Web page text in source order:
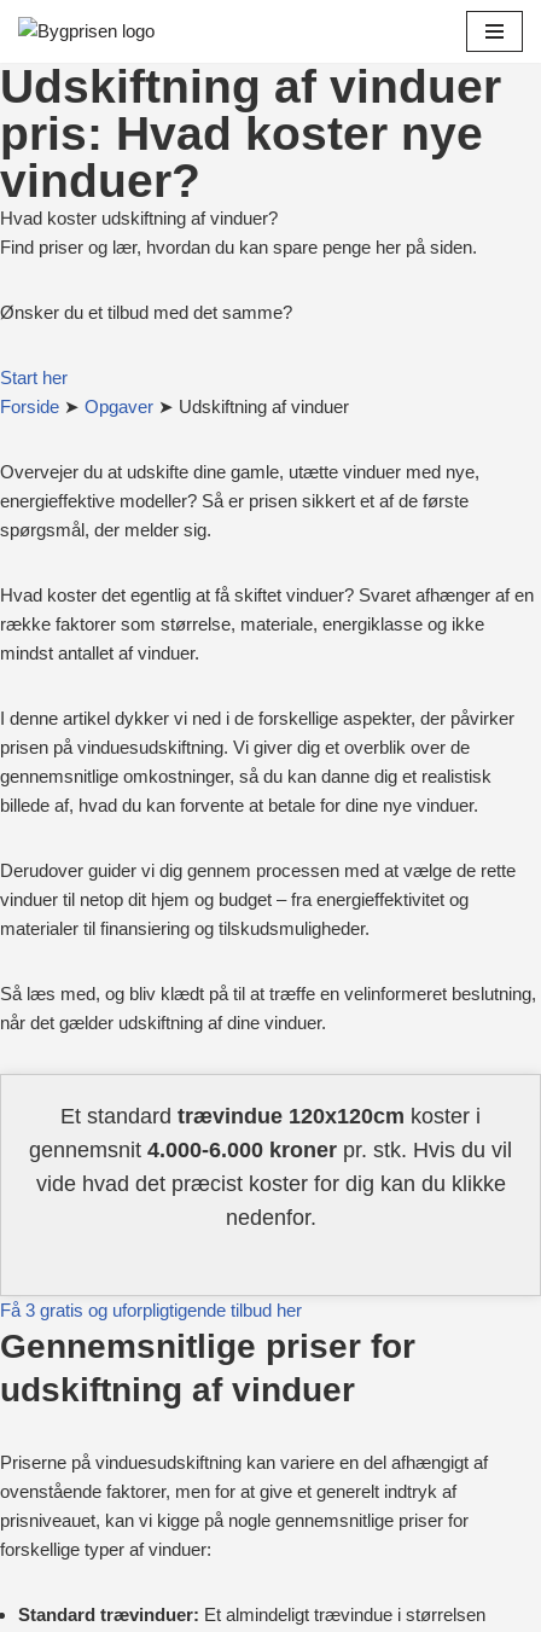
Spring
til
indhold
Udskiftning af vinduer
pris: Hvad koster nye
vinduer?
Hvad koster udskiftning af vinduer?
Find priser og lær, hvordan du kan spare penge her på siden.
Ønsker du et tilbud med det samme?
Start her
Forside ➤ Opgaver ➤ Udskiftning af vinduer
Overvejer du at udskifte dine gamle, utætte vinduer med nye,
energieffektive modeller? Så er prisen sikkert et af de første
spørgsmål, der melder sig.
Hvad koster det egentlig at få skiftet vinduer? Svaret afhænger af en
række faktorer som størrelse, materiale, energiklasse og ikke
mindst antallet af vinduer.
I denne artikel dykker vi ned i de forskellige aspekter, der påvirker
prisen på vinduesudskiftning. Vi giver dig et overblik over de
gennemsnitlige omkostninger, så du kan danne dig et realistisk
billede af, hvad du kan forvente at betale for dine nye vinduer.
Derudover guider vi dig gennem processen med at vælge de rette
vinduer til netop dit hjem og budget – fra energieffektivitet og
materialer til finansiering og tilskudsmuligheder.
Så læs med, og bliv klædt på til at træffe en velinformeret beslutning,
når det gælder udskiftning af dine vinduer.
Et standard trævindue 120x120cm koster i
gennemsnit 4.000-6.000 kroner pr. stk. Hvis du vil
vide hvad det præcist koster for dig kan du klikke
nedenfor.
Få 3 gratis og uforpligtigende tilbud her
Gennemsnitlige priser for
udskiftning af vinduer
Priserne på vinduesudskiftning kan variere en del afhængigt af
ovenstående faktorer, men for at give et generelt indtryk af
prisniveauet, kan vi kigge på nogle gennemsnitlige priser for
forskellige typer af vinduer:
Standard trævinduer: Et almindeligt trævindue i størrelsen